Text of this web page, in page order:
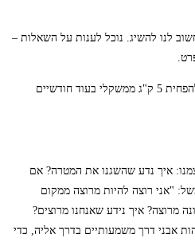
לנו להשיג. נוכל לענות על השאלות –
דוגמה למטרה ספציפית: "אני רוצה להפחית 5 ק"ג ממשקלי בעוד חודשיים
איך נדע שהשגנו את המטרה? אם
"אני רוצה להיות מרוצה ממקום
מרוצה? איך נידע שאנחנו מרוצים?
אבני דרך משמעותיים בדרך אליה, כדי